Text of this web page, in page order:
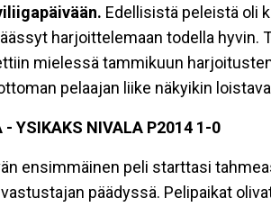
Edellisistä peleistä oli
harjoittelemaan todella hyvin.
mielessä tammikuun
pelaajan liike näkyikin
- YSIKAKS NIVALA P2014 1-0
ensimmäinen peli starttasi
päädyssä. Pelipaikat